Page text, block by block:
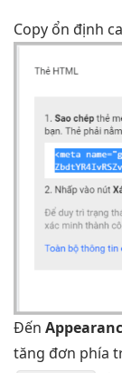
Copy ổn định
Đến
tăng đơn phía